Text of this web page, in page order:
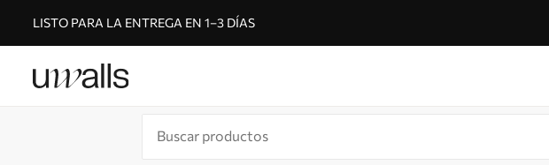
LISTO PARA LA ENTREGA EN 1–3 DÍAS